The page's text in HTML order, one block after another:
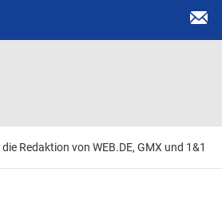
Redaktion von WEB.DE, GMX und 1&1